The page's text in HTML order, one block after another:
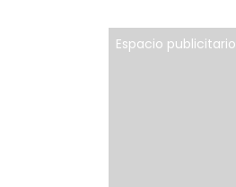
Espacio publicitario